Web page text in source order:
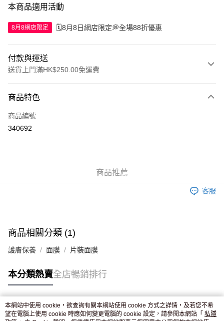
本商品適用活動
8月8網店限定 🗓️8月8日網店限定💭全場88折優惠
付款與運送
送貨上門滿HK$250.00免運費
信用卡
Apple Pay
付款後門市自取，訂單確認後2-4個工作天到店，7天內取。逾期後
商品特色
商品編號
340692
商品推薦
客服
商品相關分類 (1)
護膚保養 面膜 片裝面膜
本分類熱賣全店暢銷排行
熱門標籤
本網站中使用 cookie，欲查詢有關本網站使用 cookie 方式之詳情，及若您不希
望在電腦上使用 cookie 時應如何變更電腦的 cookie 設定，請參閱本網站「 私隱